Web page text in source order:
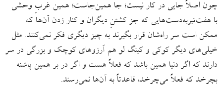
چون اصلاً جایی در کار نیست؛ جا همین‌جاست؛ همین غربِ وحشی
با هفت‌تیربه‌دست‌هایی که جز کشتنِ دیگران و کنار زدن آن‌ها که
ممکن است سر راه‌شان قرار بگیرند به چیز دیگری فکر نمی‌کنند. مثل
خیلی‌های دیگر کوکی و کینگ لو هم آرزوهای کوچک و بزرگی در سر
دارند‌ که اگر دنیا همین باشد که فعلاً هست و اگر در بر همین پاشنه
بچرخد که فعلاً می‌چرخد، قاعدتاً به آن‌ها نمی‌رسند.